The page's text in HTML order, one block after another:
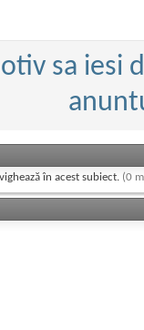
sa iesi
în acest subiect. (0